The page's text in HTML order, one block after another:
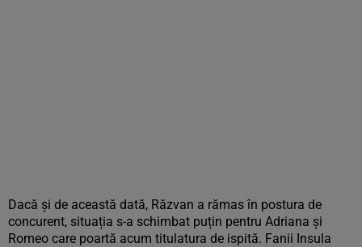
Dacă și de această dată, Răzvan a rămas în postura de
concurent, situația s-a schimbat puțin pentru Adriana și
Romeo care poartă acum titulatura de ispită. Fanii Insula